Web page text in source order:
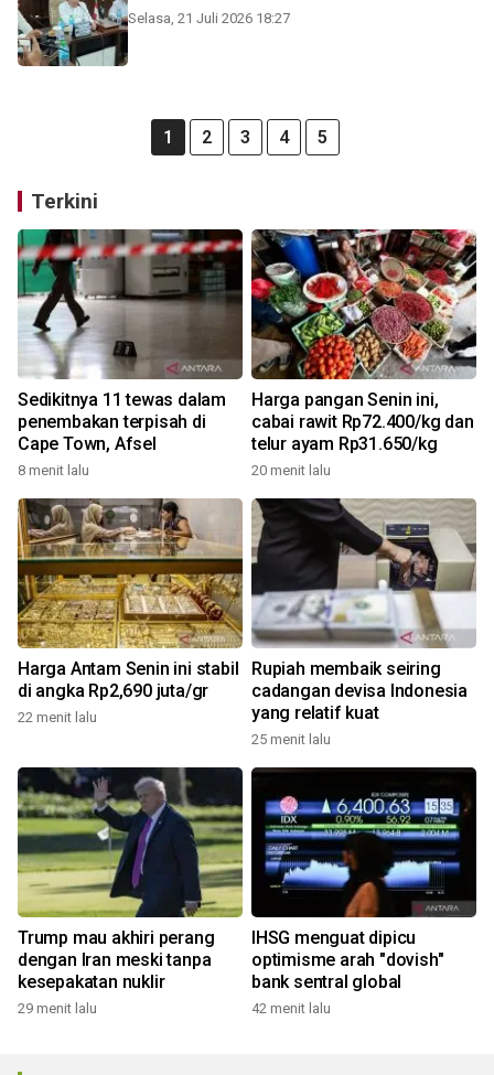
Selasa, 21 Juli 2026 18:27
1 2 3 4 5
Terkini
Sedikitnya 11 tewas dalam
penembakan terpisah di
Cape Town, Afsel
8 menit lalu
Harga pangan Senin ini,
cabai rawit Rp72.400/kg dan
telur ayam Rp31.650/kg
20 menit lalu
Harga Antam Senin ini stabil
di angka Rp2,690 juta/gr
22 menit lalu
Rupiah membaik seiring
cadangan devisa Indonesia
yang relatif kuat
25 menit lalu
Trump mau akhiri perang
dengan Iran meski tanpa
kesepakatan nuklir
29 menit lalu
IHSG menguat dipicu
optimisme arah "dovish"
bank sentral global
42 menit lalu